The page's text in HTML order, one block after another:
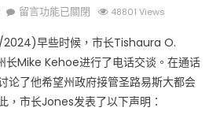
在
官
上
任
三
留言功能已關閉 48801 Views
2024)早些时候，市长Tishaura O.
长Mike Kehoe进行了电话交谈。在通话
论了他希望州政府接管圣路易斯大都会
，市长Jones发表了以下声明：